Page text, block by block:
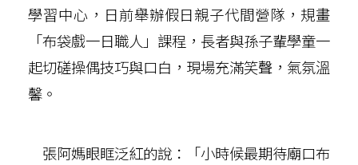
學習中心，日前舉辦假日親子代間營隊，規畫
「布袋戲一日職人」課程，長者與孫子輩學童一
起切磋操偶技巧與口白，現場充滿笑聲，氣氛溫
馨。
張阿媽眼眶泛紅的說：「小時候最期待廟口布